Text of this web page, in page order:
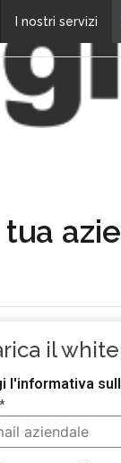
I nostri servizi
il
l'informativa
*